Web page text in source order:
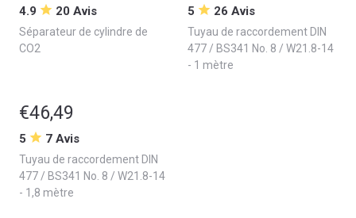
4.9 20 Avis
Séparateur de cylindre de
CO2
5 26 Avis
Tuyau de raccordement DIN
477 / BS341 No. 8 / W21.8-14
- 1 mètre
€46,49
5 7 Avis
Tuyau de raccordement DIN
477 / BS341 No. 8 / W21.8-14
- 1,8 mètre